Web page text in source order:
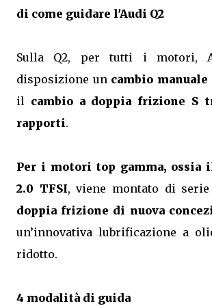
di come guidare l'Audi Q2
Sulla Q2, per tutti i motori,
disposizione un cambio manuale
il cambio a doppia frizione S
rapporti.
Per i motori top gamma, ossia
2.0 TFSI, viene montato di
doppia frizione di nuova
un’innovativa lubrificazione a
ridotto.
4 modalità di guida